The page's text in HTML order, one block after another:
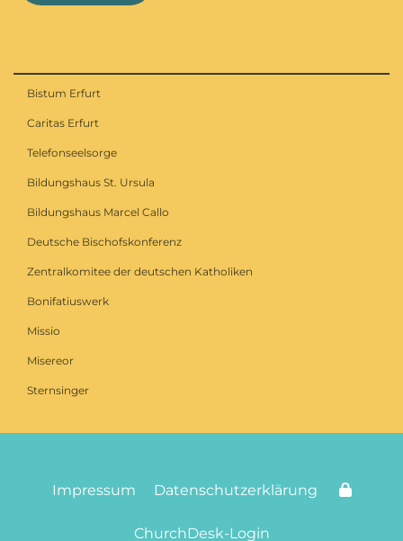
Bistum Erfurt
Caritas Erfurt
Telefonseelsorge
Bildungshaus St. Ursula
Bildungshaus Marcel Callo
Deutsche Bischofskonferenz
Zentralkomitee der deutschen Katholiken
Bonifatiuswerk
Missio
Misereor
Sternsinger
Impressum Datenschutzerklärung
ChurchDesk-Login